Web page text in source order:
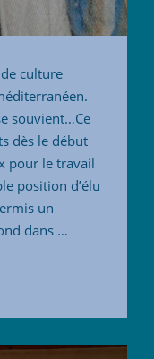
culture
souvient…Ce
dès le début
pour le travail
position d’élu
un
dans …